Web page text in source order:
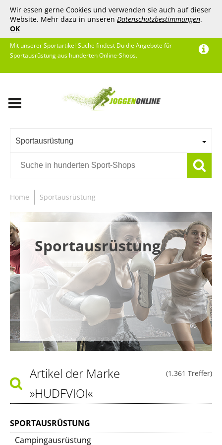
Wir essen gerne Cookies und verwenden sie auch auf dieser
Website. Mehr dazu in unseren Datenschutzbestimmungen.
OK
Mit unserer Sportartikel-Suche findest Du die Angebote für
Sportausrüstung aus hunderten Online-Shops.
Sportausrüstung
Home Sportausrüstung
Sportausrüstung
(1.361 Treffer)
Artikel der Marke
»HUDFVIOI«
SPORTAUSRÜSTUNG
Campingausrüstung